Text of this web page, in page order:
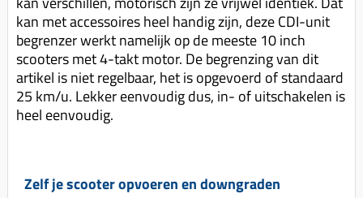
kan met accessoires heel handig zijn, deze CDI-unit
begrenzer werkt namelijk op de meeste 10 inch
scooters met 4-takt motor. De begrenzing van dit
artikel is niet regelbaar, het is opgevoerd of standaard
25 km/u. Lekker eenvoudig dus, in- of uitschakelen is
heel eenvoudig.
Zelf je scooter opvoeren en downgraden